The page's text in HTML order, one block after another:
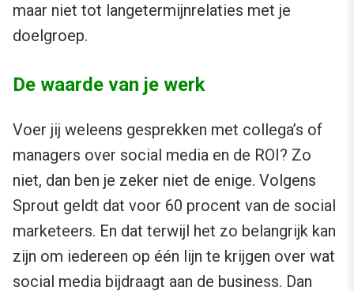
maar niet tot langetermijnrelaties met je
doelgroep.
De waarde van je werk
Voer jij weleens gesprekken met collega’s of
managers over social media en de ROI? Zo
niet, dan ben je zeker niet de enige. Volgens
Sprout geldt dat voor 60 procent van de social
marketeers. En dat terwijl het zo belangrijk kan
zijn om iedereen op één lijn te krijgen over wat
social media bijdraagt aan de business. Dan